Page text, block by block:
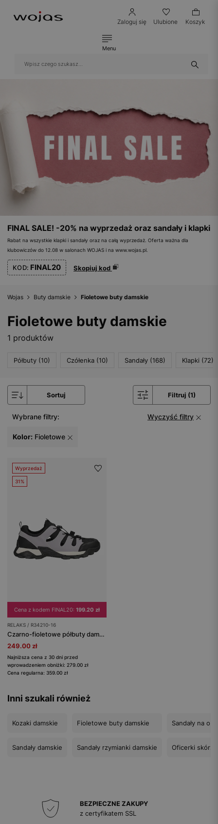
Zaloguj się Ulubione Koszyk
Menu
FINAL SALE! -20% na wyprzedaż oraz sandały i klapki
Rabat na wszystkie klapki i sandały oraz na całą wyprzedaż. Oferta ważna dla
klubowiczów do 12.08 w salonach WOJAS i na www.wojas.pl.
KOD: FINAL20 Skopiuj kod
Wojas Buty damskie Fioletowe buty damskie
Fioletowe buty damskie
1 produktów
Półbuty (10) Czółenka (10) Sandały (168) Klapki (72)
Sortuj Filtruj (1)
Wybrane filtry: Wyczyść filtry
Kolor: Fioletowe
Wyprzedaż
31%
Cena z kodem FINAL20: 199.20 zł
RELAKS / R34210-16
Czarno-fioletowe półbuty damskie z wycięciami RELAKS
249.00 zł
Najniższa cena z 30 dni przed
wprowadzeniem obniżki: 279.00 zł
Cena regularna: 359.00 zł
Inni szukali również
Kozaki damskie
Sandały damskie
Fioletowe buty damskie
Sandały rzymianki damskie
Sandały na
Oficerki
BEZPIECZNE ZAKUPY
z certyfikatem SSL